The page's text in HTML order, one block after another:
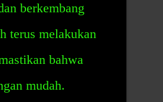
berkembang
terus melakukan
bahwa
mudah.